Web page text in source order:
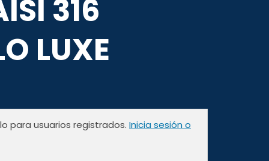
316
LUXE
para usuarios registrados. Inicia sesión o